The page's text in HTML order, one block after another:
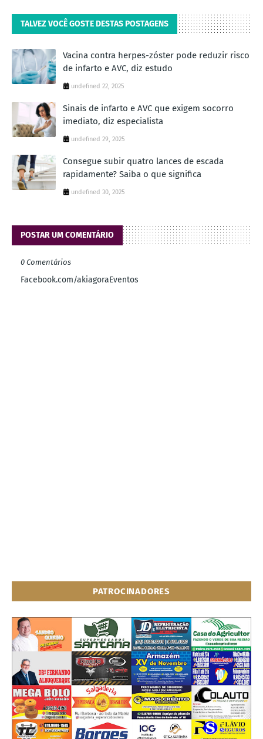
TALVEZ VOCÊ GOSTE DESTAS POSTAGENS
Vacina contra herpes-zóster pode reduzir risco
de infarto e AVC, diz estudo
undefined 22, 2025
Sinais de infarto e AVC que exigem socorro
imediato, diz especialista
undefined 29, 2025
Consegue subir quatro lances de escada
rapidamente? Saiba o que significa
undefined 30, 2025
POSTAR UM COMENTÁRIO
0 Comentários
Facebook.com/akiagoraEventos
PATROCINADORES